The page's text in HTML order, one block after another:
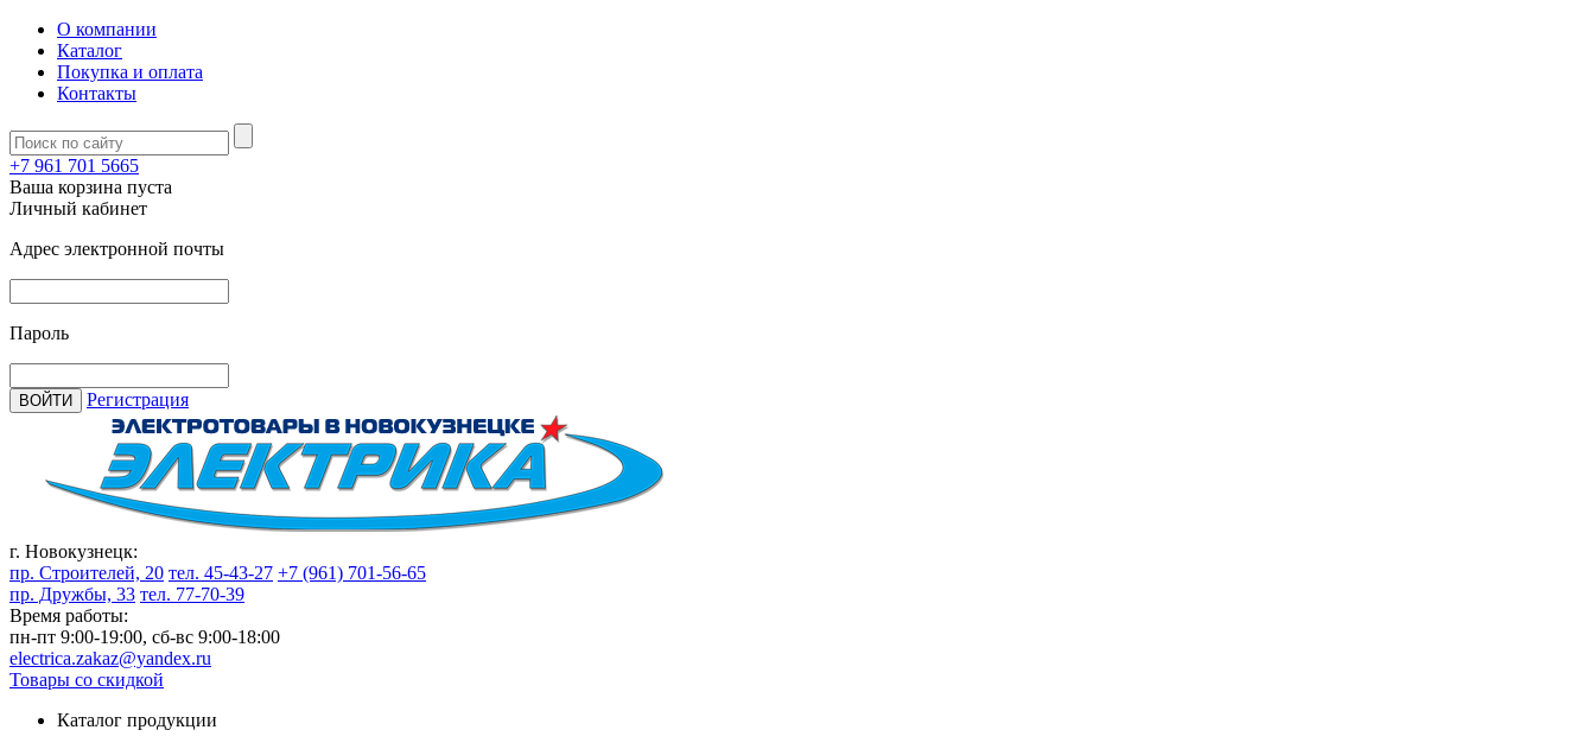
О компании
Каталог
Покупка и оплата
Контакты
+7 961 701 5665
Ваша корзина пуста
Личный кабинет
Адрес электронной почты
Пароль
ВОЙТИ Регистрация
г. Новокузнецк:
пр. Строителей, 20 тел. 45-43-27 +7 (961) 701-56-65
пр. Дружбы, 33 тел. 77-70-39
Время работы:
пн-пт 9:00-19:00, сб-вс 9:00-18:00
electrica.zakaz@yandex.ru
Товары со скидкой
Каталог продукции